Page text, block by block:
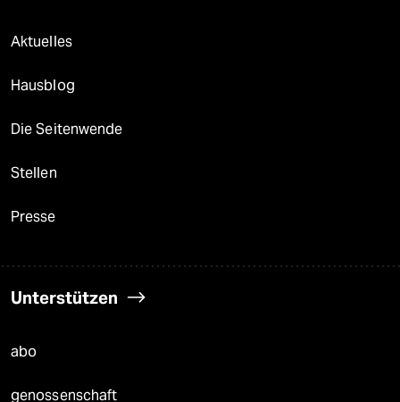
Aktuelles
Hausblog
Die Seitenwende
Stellen
Presse
Unterstützen
abo
genossenschaft